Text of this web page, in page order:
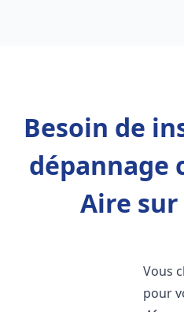
Besoin de
dépannage
Aire sur
Vous
pour